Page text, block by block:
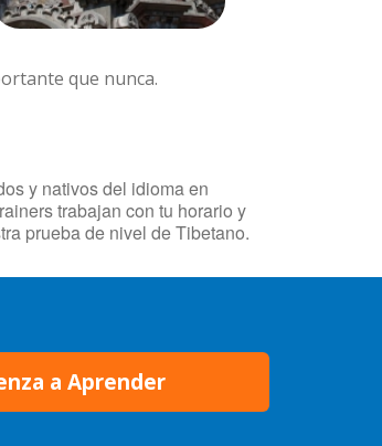
que nunca.
y nativos del idioma en
trabajan con tu horario y
prueba de nivel de Tibetano.
a Aprender